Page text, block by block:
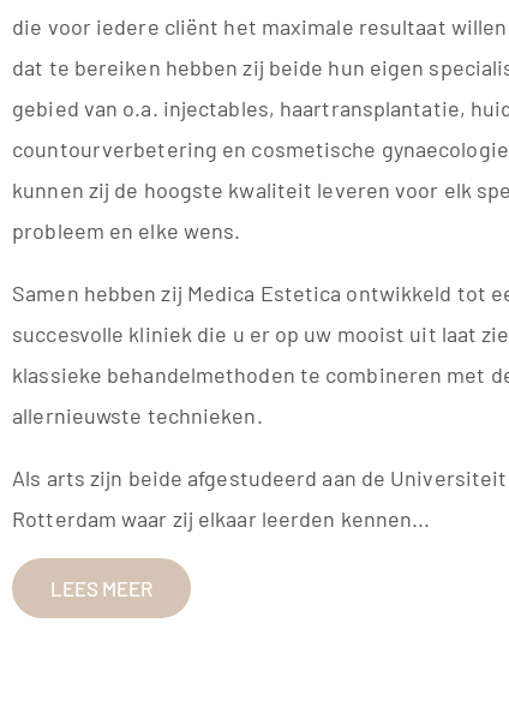
die voor iedere cliënt het maximale resultaat willen
dat te bereiken hebben zij beide hun eigen
gebied van o.a. injectables, haartransplantatie,
countourverbetering en cosmetische
kunnen zij de hoogste kwaliteit leveren voor elk
probleem en elke wens.
Samen hebben zij Medica Estetica ontwikkeld tot
succesvolle kliniek die u er op uw mooist uit laat
klassieke behandelmethoden te combineren met
allernieuwste technieken.
Als arts zijn beide afgestudeerd aan de
Rotterdam waar zij elkaar leerden kennen...
LEES MEER